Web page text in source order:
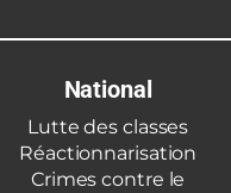
National
Lutte des classes
Réactionnarisation
Crimes contre le